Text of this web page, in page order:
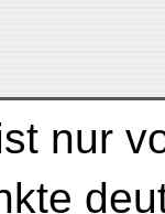
nur